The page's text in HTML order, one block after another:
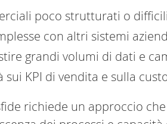
poco strutturati o
con altri sistemi
grandi volumi di dati e
KPI di vendita e sulla
richiede un approccio